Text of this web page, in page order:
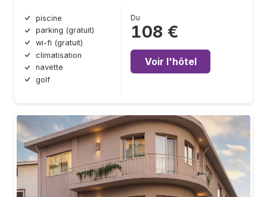
piscine
parking (gratuit)
wi-fi (gratuit)
climatisation
navette
golf
Du
108 €
Voir l'hôtel